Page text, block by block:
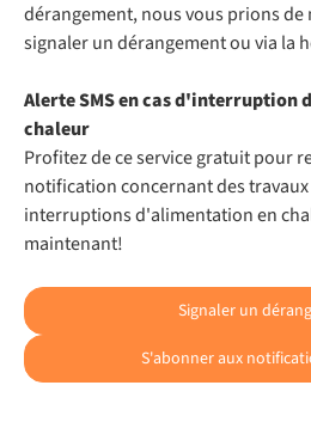
dérangement, nous vous prions
signaler un dérangement ou via la
Alerte SMS en cas d'interruption
chaleur
Profitez de ce service gratuit pour
notification concernant des
interruptions d'alimentation en
maintenant!
Signaler un
S'abonner aux